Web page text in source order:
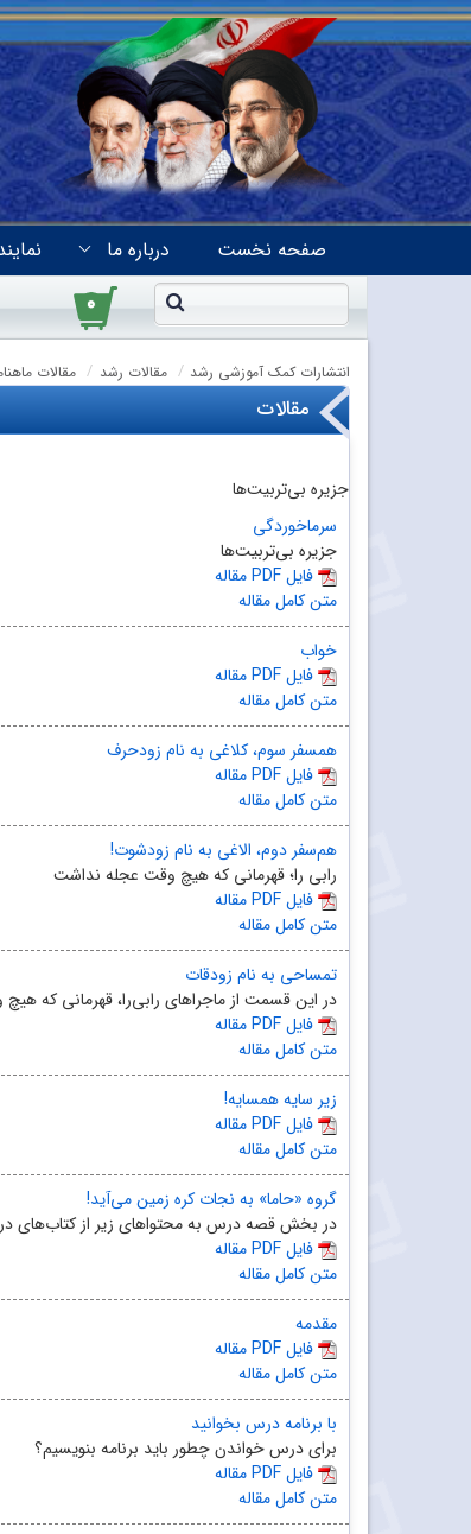
صفحه نخست درباره ما
۰
انتشارات کمک آموزشی رشد مقالات رشد مقالات
مقالات
جزیره بی‌تربیت‌ها
سرماخوردگی
جزیره بی‌تربیت‌ها
مقاله PDF فایل
متن کامل مقاله
خواب
مقاله PDF فایل
متن کامل مقاله
همسفر سوم، کلاغی به نام زودحرف
مقاله PDF فایل
متن کامل مقاله
هم‌سفر دوم، الاغی به نام زودشوت!
رابی را؛ قهرمانی که هیچ وقت عجله نداشت
مقاله PDF فایل
متن کامل مقاله
تمساحی به نام زودقات
در این قسمت از ماجراهای رابی‌را، قهرمانی که
مقاله PDF فایل
متن کامل مقاله
زیر سایه همسایه!
مقاله PDF فایل
متن کامل مقاله
گروه «حاما» به نجات کره زمین می‌آید!
در بخش قصه‌ درس به محتواهای زیر از کتاب‌های
مقاله PDF فایل
متن کامل مقاله
مقدمه
مقاله PDF فایل
متن کامل مقاله
با برنامه درس بخوانید
برای درس خواندن چطور باید برنامه بنویسیم؟
مقاله PDF فایل
متن کامل مقاله